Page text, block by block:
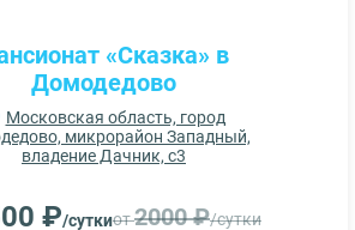
«Сказка» в
Домодедово
Московская область, город
микрорайон Западный,
владение Дачник, с3
₽/суткиот2000 ₽/сутки